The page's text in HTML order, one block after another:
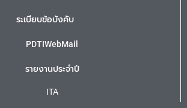
ระเบียบข้อบังคับ
PDTIWebMail
รายงานประจำปี
ITA